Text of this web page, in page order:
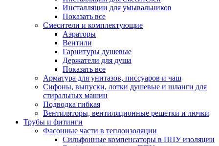
Инсталляции для умывальников
Показать все
Смесители и комплектующие
Аэраторы
Вентили
Гарнитуры душевые
Держатели для душа
Показать все
Арматура для унитазов, писсуаров и чаш
Сифоны, выпуски, лотки душевые и шланги для
стиральных машин
Подводка гибкая
Вентиляторы, вентиляционные решетки и лючки
Трубы и фитинги
Фасонные части в теплоизоляции
Cильфонные компенсаторы в ППУ изоляции